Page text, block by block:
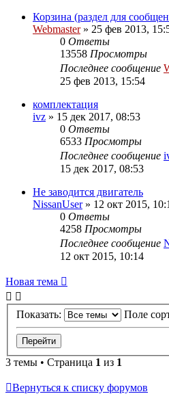
Корзина (раздел для
Webmaster» 25 фев 2013,
0 Ответы
13558 Просмотры
Последнее сообщение
25 фев 2013, 15:54
комплектация
ivz » 15 дек 2017, 08:53
0 Ответы
6533 Просмотры
Последнее сообщение
15 дек 2017, 08:53
Не заводится двигатель
NissanUser» 12 окт 2015,
0 Ответы
4258 Просмотры
Последнее сообщение
12 окт 2015, 10:14
Новая тема
Показать: Поле
3 темы • Страница 1 из 1
Вернуться к списку форумов